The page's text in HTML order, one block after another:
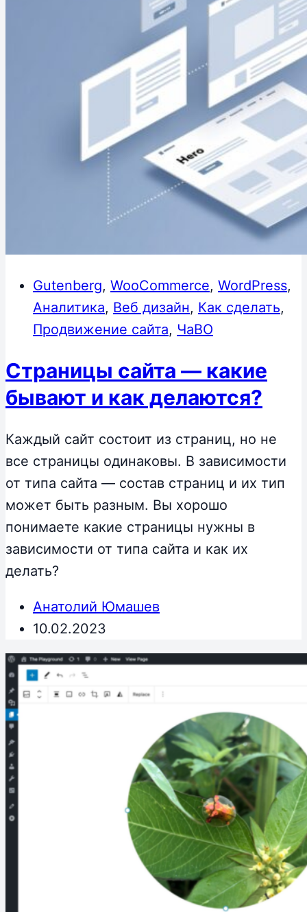
Gutenberg, WooCommerce, WordPress,
Аналитика, Веб дизайн, Как сделать,
Продвижение сайта, ЧаВО
Страницы сайта — какие
бывают и как делаются?
Каждый сайт состоит из страниц, но не
все страницы одинаковы. В зависимости
от типа сайта — состав страниц и их тип
может быть разным. Вы хорошо
понимаете какие страницы нужны в
зависимости от типа сайта и как их
делать?
Анатолий Юмашев
10.02.2023